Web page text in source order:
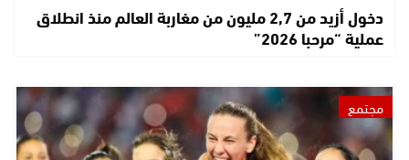
دخول أزيد من 2,7 مليون من مغاربة العالم منذ انطلاق
عملية “مرحبا 2026”
مجتمع